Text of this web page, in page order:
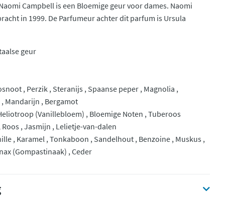
Campbell is een Bloemige geur voor dames. Naomi
in 1999. De Parfumeur achter dit parfum is Ursula
geur
, Perzik , Steranijs , Spaanse peper , Magnolia ,
Mandarijn , Bergamot
(Vanillebloem) , Bloemige Noten , Tuberoos
, Jasmijn , Lelietje-van-dalen
, Karamel , Tonkaboon , Sandelhout , Benzoine , Muskus ,
(Gompastinaak) , Ceder